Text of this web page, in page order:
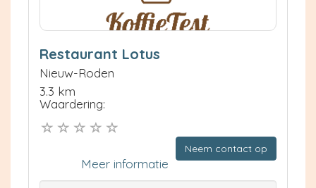
Restaurant Lotus
Nieuw-Roden
3.3 km
Waardering:
Neem contact op
Meer informatie